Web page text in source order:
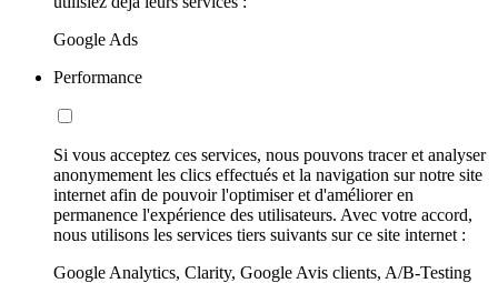
Google Ads
Performance
Si vous acceptez ces services, nous pouvons tracer et analyser
anonymement les clics effectués et la navigation sur notre site
internet afin de pouvoir l'optimiser et d'améliorer en
permanence l'expérience des utilisateurs. Avec votre accord,
nous utilisons les services tiers suivants sur ce site internet :
Google Analytics, Clarity, Google Avis clients, A/B-Testing